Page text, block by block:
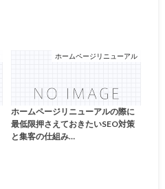
ホームページリニューアル
ホームページリニューアルの際に
最低限押さえておきたいSEO対策
と集客の仕組み…